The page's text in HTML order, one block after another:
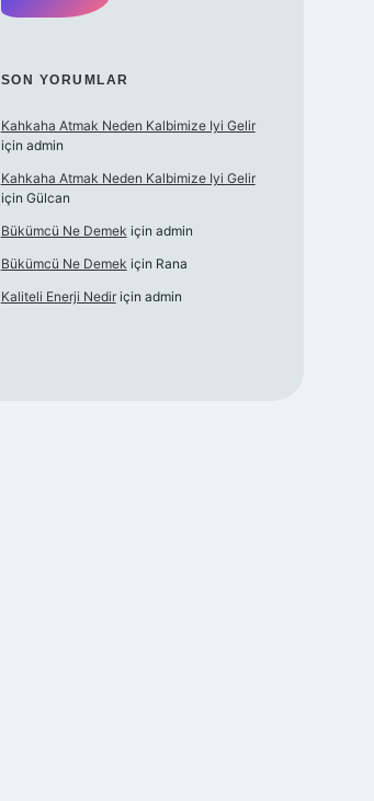
SON YORUMLAR
Kahkaha Atmak Neden Kalbimize Iyi Gelir
için admin
Kahkaha Atmak Neden Kalbimize Iyi Gelir
için Gülcan
Bükümcü Ne Demek için admin
Bükümcü Ne Demek için Rana
Kaliteli Enerji Nediriçin admin